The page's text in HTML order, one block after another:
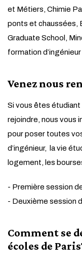
et Métiers, Chimie
ponts et chaussées,
Graduate School,
formation
Venez nous
Si vous êtes étudiant
rejoindre, nous vous
pour poser toutes
d’ingénieur, la vie
logement, les
- Première session
- Deuxième session
Comment se
écoles de